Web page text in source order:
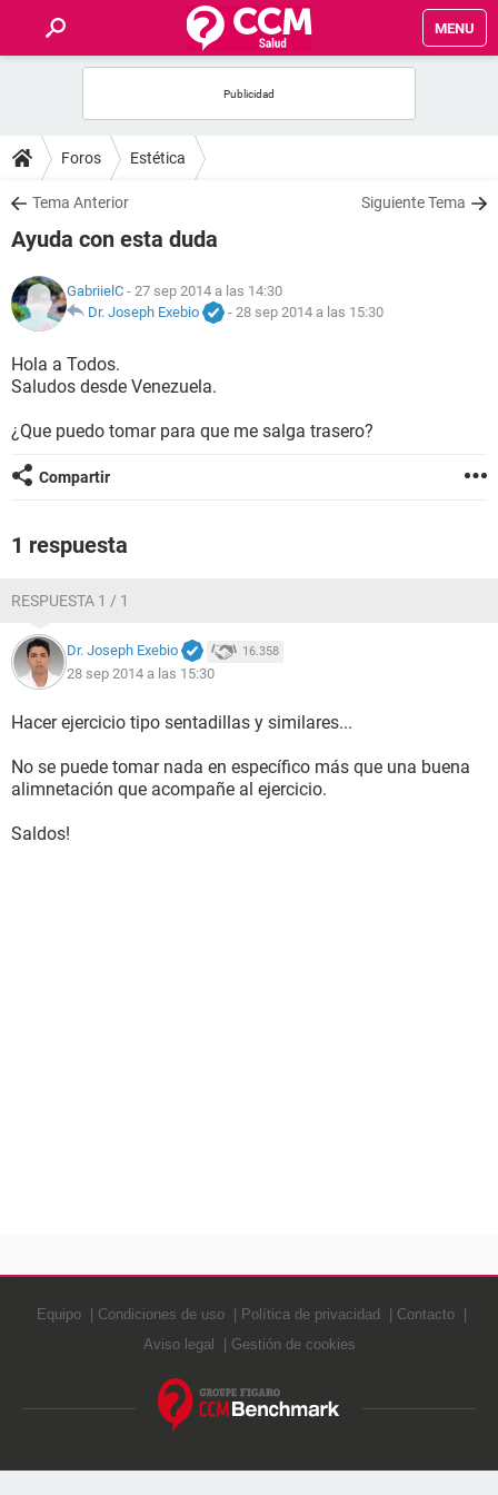
MENU
FOROS
SALUD
FAMILIA
NUTRICIÓN
BIENESTAR
SEXUALIDAD
GLOSARIO
Foros Estética
Tema Anterior Siguiente Tema
Ayuda con esta duda
GabriielC - 27 sep 2014 a las 14:30
Dr. Joseph Exebio
- 28 sep 2014 a las 15:30
Hola a Todos.
Saludos desde Venezuela.
¿Que puedo tomar para que me salga trasero?
Compartir
1 respuesta
RESPUESTA 1 / 1
Dr. Joseph Exebio 16.358
28 sep 2014 a las 15:30
Hacer ejercicio tipo sentadillas y similares...
No se puede tomar nada en específico más que una buena
alimnetación que acompañe al ejercicio.
Saldos!
Equipo Condiciones de uso Política de privacidad
Contacto
Aviso legal
Gestión de cookies